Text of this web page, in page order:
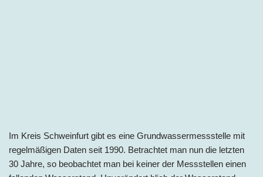
Im Kreis Schweinfurt gibt es eine Grundwassermessstelle mit
regelmäßigen Daten seit 1990. Betrachtet man nun die letzten
30 Jahre, so beobachtet man bei keiner der Messstellen einen